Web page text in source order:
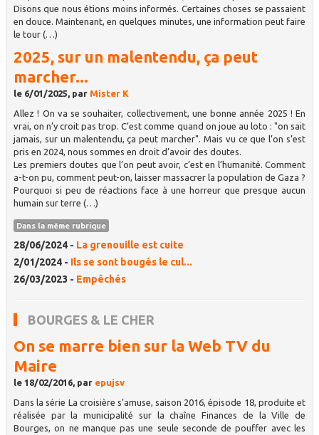
Disons que nous étions moins informés. Certaines choses se passaient
en douce. Maintenant, en quelques minutes, une information peut faire
le tour (…)
2025, sur un malentendu, ça peut
marcher...
le 6/01/2025, par Mister K
Allez ! On va se souhaiter, collectivement, une bonne année 2025 ! En
vrai, on n’y croit pas trop. C’est comme quand on joue au loto : "on sait
jamais, sur un malentendu, ça peut marcher". Mais vu ce que l’on s’est
pris en 2024, nous sommes en droit d’avoir des doutes.
Les premiers doutes que l’on peut avoir, c’est en l’humanité. Comment
a-t-on pu, comment peut-on, laisser massacrer la population de Gaza ?
Pourquoi si peu de réactions face à une horreur que presque aucun
humain sur terre (…)
Dans la même rubrique
28/06/2024 - La grenouille est cuite
2/01/2024 - Ils se sont bougés le cul...
26/03/2023 - Empêchés
BOURGES & LE CHER
On se marre bien sur la Web TV du
Maire
le 18/02/2016, par epujsv
Dans la série La croisière s’amuse, saison 2016, épisode 18, produite et
réalisée par la municipalité sur la chaîne Finances de la Ville de
Bourges, on ne manque pas une seule seconde de pouffer avec les